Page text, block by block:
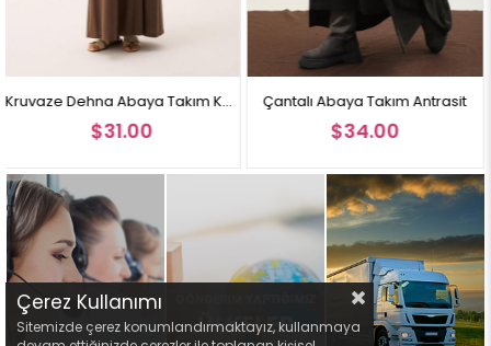
Not: Ürün renginde konsept fotoğraf çekimlerinden dolayı ton farkı
Kruvaze Dehna Abaya Takım Kahverengi Çantalı Abaya Takım Antrasit Çantalı Abaya
Çerez Kullanımı
Sitemizde çerez konumlandırmaktayız, kullanmaya